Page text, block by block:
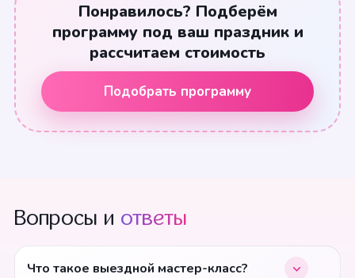
Понравилось? Подберём
программу под ваш праздник и
рассчитаем стоимость
Подобрать программу
Вопросы и ответы
Что такое выездной мастер-класс?